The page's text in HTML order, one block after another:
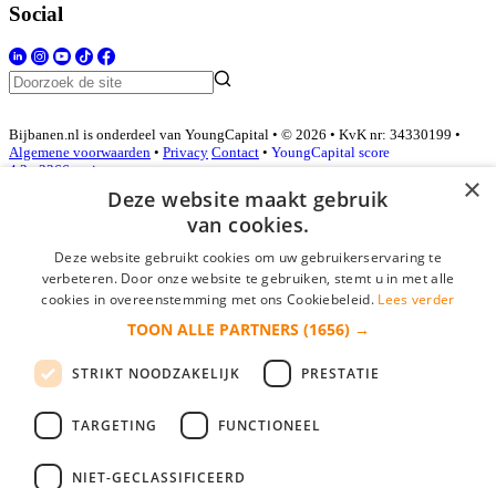
Social
Bijbanen.nl is onderdeel van YoungCapital • © 2026 • KvK nr: 34330199 •
Algemene voorwaarden • Privacy Contact • YoungCapital score
4.3 - 3366 reviews
Inloggen als bedrijf
*
login gegevens onthouden
login
Bedrijf aanmelden
×
Deze website maakt gebruik
van cookies.
Deze website gebruikt cookies om uw gebruikerservaring te
verbeteren. Door onze website te gebruiken, stemt u in met alle
cookies in overeenstemming met ons Cookiebeleid. Lees verder
TOON ALLE PARTNERS (1656) →
STRIKT NOODZAKELIJK PRESTATIE
TARGETING FUNCTIONEEL
NIET-GECLASSIFICEERD